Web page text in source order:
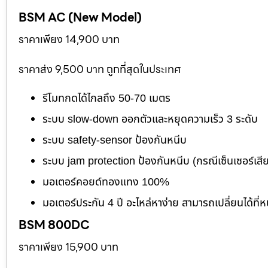
BSM AC (New Model)
ราคาเพียง 14,900 บาท
ราคาส่ง 9,500 บาท ถูกที่สุดในประเทศ
รีโมทกดได้ไกลถึง 50-70 เมตร
ระบบ slow-down ออกตัวและหยุดความเร็ว 3 ระดับ
ระบบ safety-sensor ป้องกันหนีบ
ระบบ jam protection ป้องกันหนีบ (กรณีเซ็นเซอร์เสี
มอเตอร์คอยด์ทองแทง 100%
มอเตอร์ประกัน 4 ปี อะไหล่หาง่าย สามารถเปลี่ยนได้ที่
BSM 800DC
ราคาเพียง 15,900 บาท